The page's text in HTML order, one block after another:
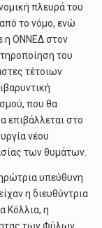
πλευρά του
το νόμο, ενώ
η ΟΝΝΕΔ στον
του
τέτοιων
που θα
επιβάλλεται στο
νέου
των θυμάτων.
υπεύθυνη
η διευθύντρια
Κόλλια, η
των Φύλων